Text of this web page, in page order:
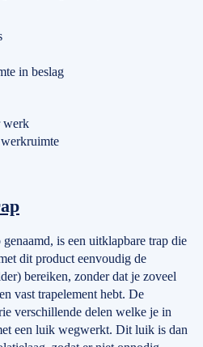
in beslag
werk
is een uitklapbare trap die
dit product eenvoudig de
bereiken, zonder dat je zoveel
vast trapelement hebt. De
verschillende delen welke je in
een luik wegwerkt. Dit luik is dan